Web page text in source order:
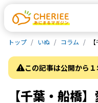
トップ いぬ コラム
この記事は公開から１
【千葉・船橋